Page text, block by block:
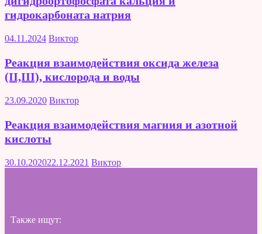
гидрокарбоната натрия
04.11.2024 Виктор
Реакция взаимодействия оксида железа
(II,III), кислорода и воды
23.09.2020 Виктор
Реакция взаимодействия магния и азотной
кислоты
30.10.202022.12.2021 Виктор
Также ищут: